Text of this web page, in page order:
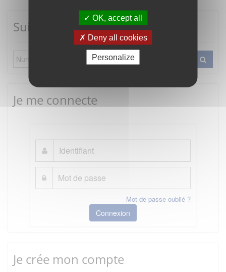
OK, accept all
Deny all cookies
Personalize
Suivre mes démarches
Je me connecte
Mot de passe oublié ?
Connexion
Je crée mon compte